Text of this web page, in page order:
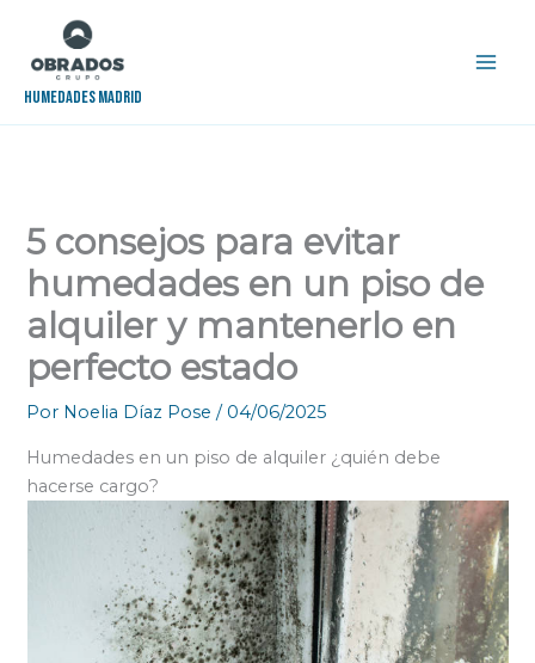
contenido
Humedades Madrid
5 consejos para evitar
humedades en un piso de
alquiler y mantenerlo en
perfecto estado
Por Noelia Díaz Pose/ 04/06/2025
Humedades en un piso de alquiler ¿quién debe
hacerse cargo?